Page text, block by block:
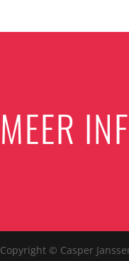
MEER
Copyright © Casper